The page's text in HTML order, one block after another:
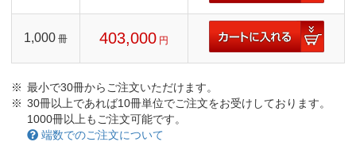
1,000 冊 403,000 円
最小で30冊からご注文いただけます。
30冊以上であれば10冊単位でご注文をお受けしております。
1000冊以上もご注文可能です。
端数でのご注文について